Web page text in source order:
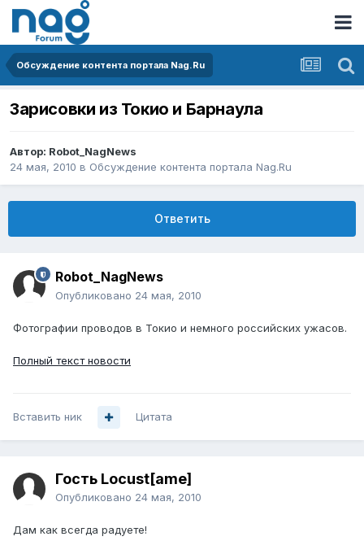
Обсуждение контента портала Nag.Ru
Зарисовки из Токио и Барнаула
Автор: Robot_NagNews
24 мая, 2010 в Обсуждение контента портала Nag.Ru
Ответить
Robot_NagNews
Опубликовано 24 мая, 2010
Фотографии проводов в Токио и немного российских ужасов.
Полный текст новости
Вставить ник Цитата
Гость Locust[ame]
Опубликовано 24 мая, 2010
Дам как всегда радуете!